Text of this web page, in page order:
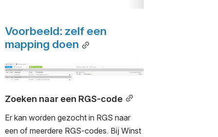
Voorbeeld: zelf een
mapping doen
Open
Zoeken naar een RGS-code
Er kan worden gezocht in RGS naar
een of meerdere RGS-codes. Bij Winst